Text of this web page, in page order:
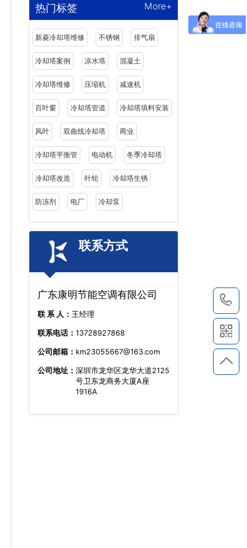
热门标签 More+
新菱冷却塔维修 不锈钢 排气扇
冷却塔案例 凉水塔 混凝土
冷却塔维修 压缩机 减速机
百叶窗 冷却塔管道 冷却塔填料安装
风叶 双曲线冷却塔 商业
冷却塔平衡管 电动机 冬季冷却塔
冷却塔改造 叶轮 冷却塔生锈
防冻剂 电厂 冷却泵
联系方式
广东康明节能空调有限公司
联 系 人： 王经理
联系电话： 13728927868
公司邮箱： km23055667@163.com
公司地址： 深圳市龙华区龙华大道2125
号卫东龙商务大厦A座
1916A